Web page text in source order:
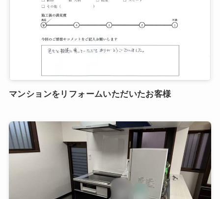
マンションをリフォームいただいたお客様